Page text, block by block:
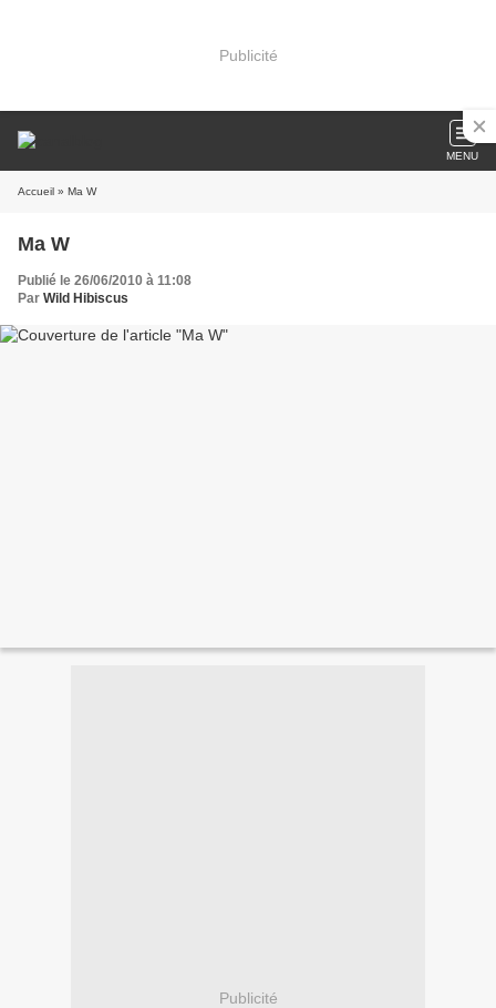
Publicité
MENU
Accueil » Ma W
Ma W
Publié le 26/06/2010 à 11:08
Par Wild Hibiscus
Publicité